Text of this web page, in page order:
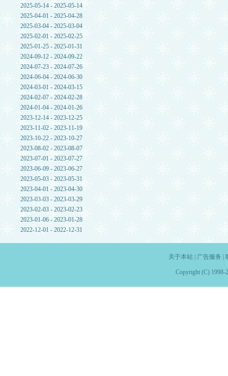
2025-05-14 - 2025-05-14
2025-04-01 - 2025-04-28
2025-03-04 - 2025-03-04
2025-02-01 - 2025-02-25
2025-01-25 - 2025-01-31
2024-09-12 - 2024-09-22
2024-07-23 - 2024-07-26
2024-06-04 - 2024-06-30
2024-03-01 - 2024-03-15
2024-02-07 - 2024-02-28
2024-01-04 - 2024-01-26
2023-12-14 - 2023-12-25
2023-11-02 - 2023-11-19
2023-10-22 - 2023-10-27
2023-08-02 - 2023-08-07
2023-07-01 - 2023-07-27
2023-06-09 - 2023-06-27
2023-05-03 - 2023-05-31
2023-04-01 - 2023-04-30
2023-03-03 - 2023-03-29
2023-02-03 - 2023-02-23
2023-01-06 - 2023-01-28
2022-12-01 - 2022-12-31
关于本站| 广告服务
Copyright (C) 1998-